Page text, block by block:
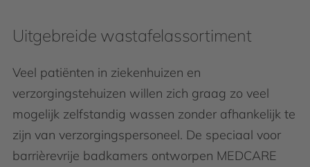
Uitgebreide wastafelassortiment
Veel patiënten in ziekenhuizen en
verzorgingstehuizen willen zich graag zo veel
mogelijk zelfstandig wassen zonder afhankelijk te
zijn van verzorgingspersoneel. De speciaal voor
barrièrevrije badkamers ontworpen MEDCARE